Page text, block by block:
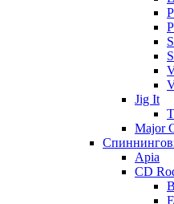
Jig It
Major
Apia
CD